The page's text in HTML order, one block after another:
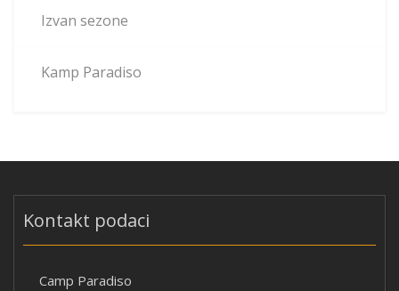
Izvan sezone
Kamp Paradiso
Kontakt podaci
Camp Paradiso